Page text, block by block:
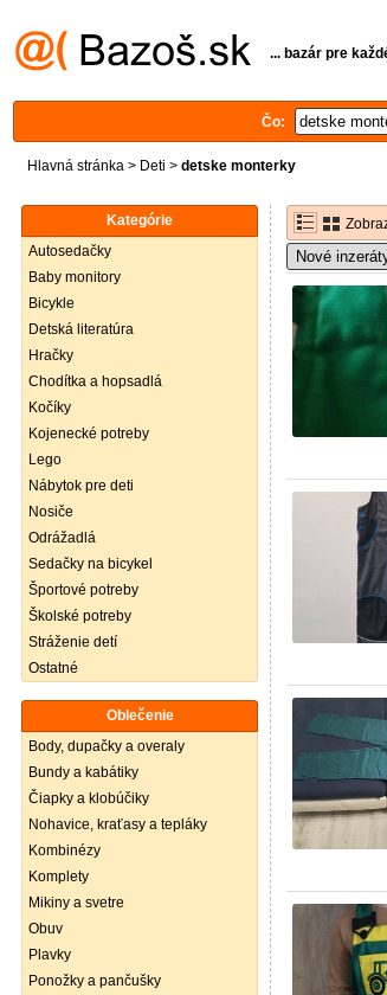
... bazár pre
Čo:
Hlavná stránka > Deti > detske monterky
Kategórie
Autosedačky
Baby monitory
Bicykle
Detská literatúra
Hračky
Chodítka a hopsadlá
Kočíky
Kojenecké potreby
Lego
Nábytok pre deti
Nosiče
Odrážadlá
Sedačky na bicykel
Športové potreby
Školské potreby
Stráženie detí
Ostatné
Oblečenie
Body, dupačky a overaly
Bundy a kabátiky
Čiapky a klobúčiky
Nohavice, kraťasy a tepláky
Kombinézy
Komplety
Mikiny a svetre
Obuv
Plavky
Ponožky a pančušky
Nové